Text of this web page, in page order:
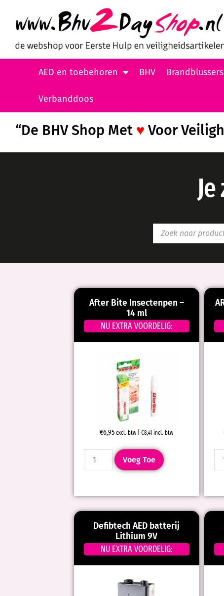
AED en toebehoren BHV Brandblussers
Verbanddoos
“De BHV Shop Met ♥ Voor
After Bite Insectenpen –
14 ml
NU EXTRA VOORDELIG:
€6,95 excl. btw |€8,41 incl. btw
Voeg Toe
Defibtech AED batterij
Lithium 9V
NU EXTRA VOORDELIG: